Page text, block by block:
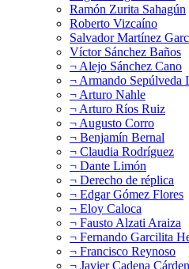
Ramón Zurita Sahagún
Roberto Vizcaíno
Salvador Martínez
Víctor Sánchez Baños
¬ Alejo Sánchez Cano
¬ Armando Sepúlveda
¬ Arturo Nahle
¬ Arturo Ríos Ruiz
¬ Augusto Corro
¬ Benjamín Bernal
¬ Claudia Rodríguez
¬ Dante Limón
¬ Derecho de réplica
¬ Edgar Gómez Flores
¬ Eloy Caloca
¬ Fausto Alzati Araiza
¬ Fernando Garcilita
¬ Francisco Reynoso
¬ Javier Cadena